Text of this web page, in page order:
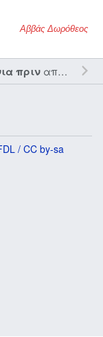
Αββάς Δωρόθεος
πριναπό τον την
/ CC by-sa